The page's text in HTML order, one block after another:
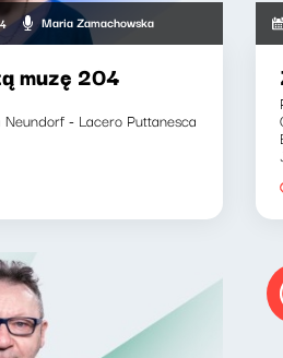
Maria Zamachowska
muzę 204
- Lacero Puttanesca